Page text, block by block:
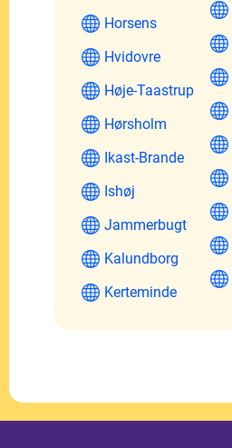
Horsens
Hvidovre
Høje-Taastrup
Hørsholm
Ikast-Brande
Ishøj
Jammerbugt
Kalundborg
Kerteminde